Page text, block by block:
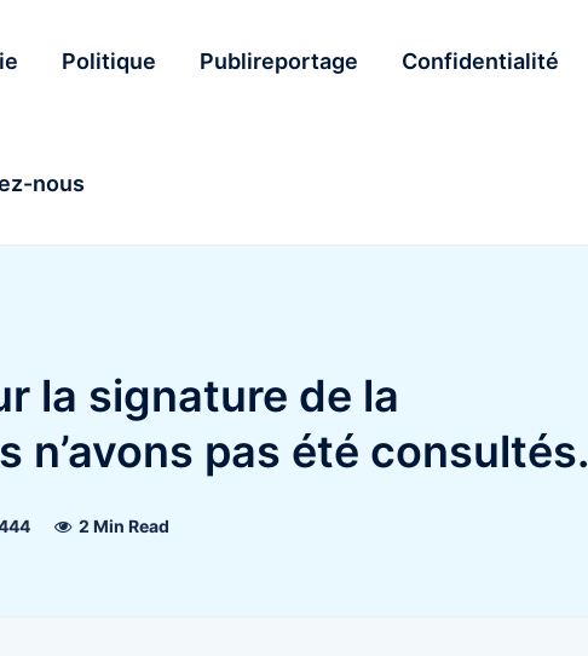
Politique Publireportage Confidentialité
nous
la signature de la
n’avons pas été consultés.
2 Min Read